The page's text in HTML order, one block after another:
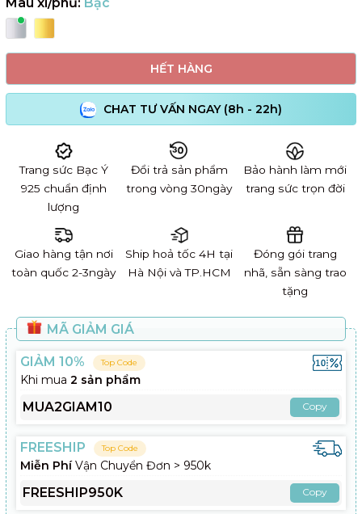
HẾT HÀNG
CHAT TƯ VẤN NGAY (8h - 22h)
Trang sức Bạc Ý
925 chuẩn định
lượng
Đổi trả sản phẩm
trong vòng 30ngày
Bảo hành làm mới
trang sức trọn đời
Giao hàng tận nơi
toàn quốc 2-3ngày
Ship hoả tốc 4H tại
Hà Nội và TP.HCM
Đóng gói trang
nhã, sẵn sàng trao
tặng
MÃ GIẢM GIÁ
GIẢM 10% Top Code
Khi mua 2 sản phẩm
MUA2GIAM10 Copy
FREESHIP Top Code
Miễn PhíVận Chuyển Đơn > 950k
FREESHIP950K Copy